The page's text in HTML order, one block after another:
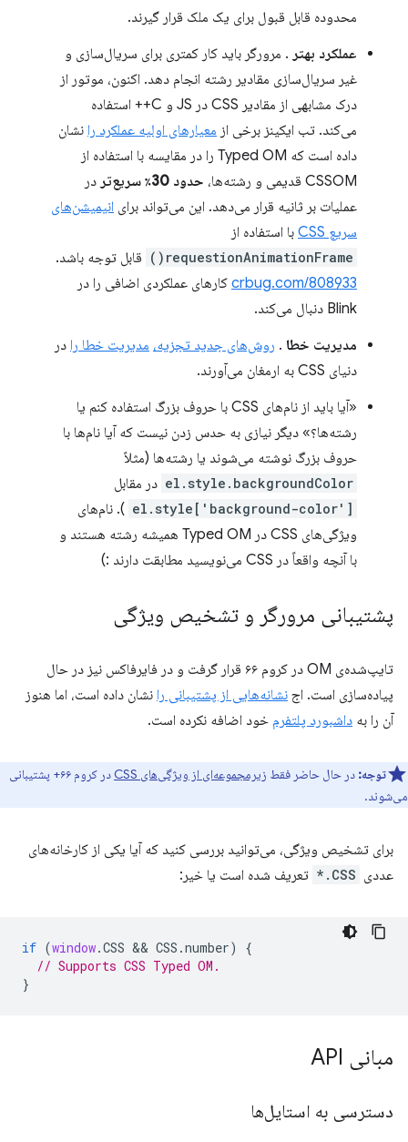
محدوده قابل قبول برای یک ملک قرار گیرند.
عملکرد بهتر . مرورگر باید کار کمتری برای سریال‌سازی و
غیر سریال‌سازی مقادیر رشته انجام دهد. اکنون، موتور از
درک مشابهی از مقادیر CSS در JS و C++ استفاده
می‌کند. تب ایکینز برخی از معیارهای اولیه عملکرد را نشان
داده است که Typed OM را در مقایسه با استفاده از
CSSOM قدیمی و رشته‌ها،
حدود 30٪ سریع‌تر
در
عملیات بر ثانیه قرار می‌دهد. این می‌تواند برای انیمیشن‌های
سریع CSS
با استفاده از
requestionAnimationFrame()
قابل توجه باشد.
crbug.com/808933 کارهای عملکردی اضافی را در
Blink دنبال می‌کند.
مدیریت خطا . روش‌های جدید تجزیه، مدیریت خطا را در
دنیای CSS به ارمغان می‌آورند.
«آیا باید از نام‌های CSS با حروف بزرگ استفاده کنم یا
رشته‌ها؟» دیگر نیازی به حدس زدن نیست که آیا نام‌ها با
حروف بزرگ نوشته می‌شوند یا رشته‌ها (مثلاً
el.style.backgroundColor در مقابل
el.style['background-color'] ). نام‌های
ویژگی‌های CSS در Typed OM همیشه رشته هستند و
با آنچه واقعاً در CSS می‌نویسید مطابقت دارند :)
پشتیبانی مرورگر و تشخیص ویژگی
تایپ‌شده‌ی OM در کروم ۶۶ قرار گرفت و در فایرفاکس نیز در حال
پیاده‌سازی است. اج نشانه‌هایی از پشتیبانی را نشان داده است، اما هنوز
آن را به داشبورد پلتفرم خود اضافه نکرده است.
توجه: در حال حاضر فقط زیرمجموعه‌ای از ویژگی‌های CSS
در کروم ۶۶+ پشتیبانی
می‌شوند.
برای تشخیص ویژگی، می‌توانید بررسی کنید که آیا یکی از کارخانه‌های
عددی CSS.* تعریف شده است یا خیر:
if (window.CSS && CSS .number)
{
// Supports CSS Typed OM.
}
مبانی API
دسترسی به استایل‌ها